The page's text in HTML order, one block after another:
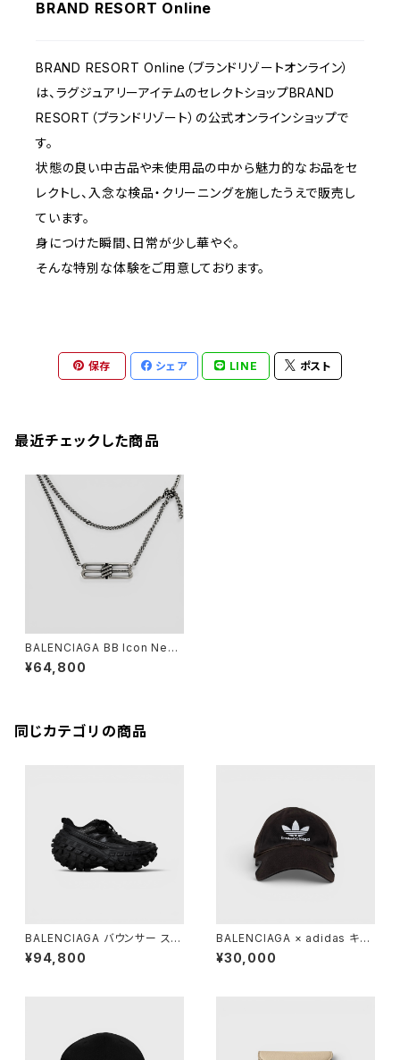
BRAND RESORT Online
BRAND RESORT Online（ブランドリゾートオンライン）
は、ラグジュアリーアイテムのセレクトショップBRAND
RESORT（ブランドリゾート）の公式オンラインショップで
す。
状態の良い中古品や未使用品の中から魅力的なお品をセ
レクトし、入念な検品・クリーニングを施したうえで販売し
ています。
身につけた瞬間、日常が少し華やぐ。
そんな特別な体験をご用意しております。
保存 シェア LINE ポスト
最近チェックした商品
BALENCIAGA BB Icon Neck
lace Brass Antique Silver
¥64,800
同じカテゴリの商品
BALENCIAGA バウンサー スニ
ーカー ブラック 38
¥94,800
BALENCIAGA × adidas キャ
ップ ブラック L 59cm
¥30,000